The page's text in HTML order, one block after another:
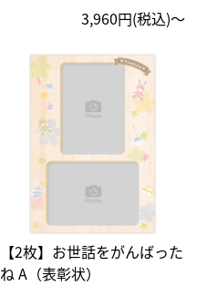
3,960円(税込)〜
【2枚】お世話をがんばった
ね A（表彰状）